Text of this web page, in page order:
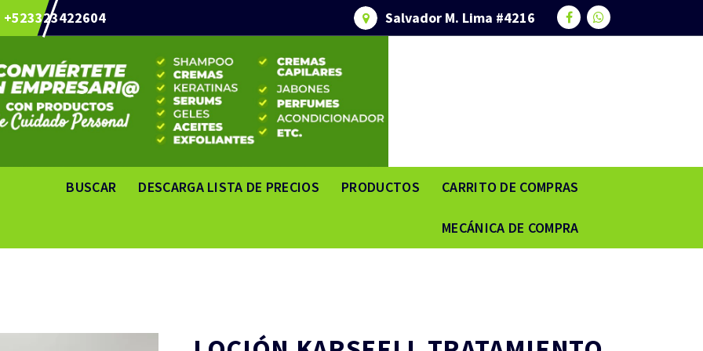
+523323422604 Salvador M. Lima #4216
BUSCAR DESCARGA LISTA DE PRECIOS PRODUCTOS CARRITO DE COMPRAS
MECÁNICA DE COMPRA